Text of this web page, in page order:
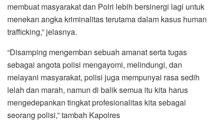
membuat masyarakat dan Polri lebih bersinergi lagi untuk
menekan angka kriminalitas terutama dalam kasus human
trafficking,” jelasnya.
“Disamping mengemban sebuah amanat serta tugas
sebagai angota polisi mengayomi, melindungi, dan
melayani masyarakat, polisi juga mempunyai rasa sedih
lelah dan marah, namun di balik semua itu kita harus
mengedepankan tingkat profesionalitas kita sebagai
seorang polisi,” tambah Kapolres